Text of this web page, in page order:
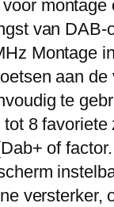
van
Montage
aan
te
8
of
versterker,